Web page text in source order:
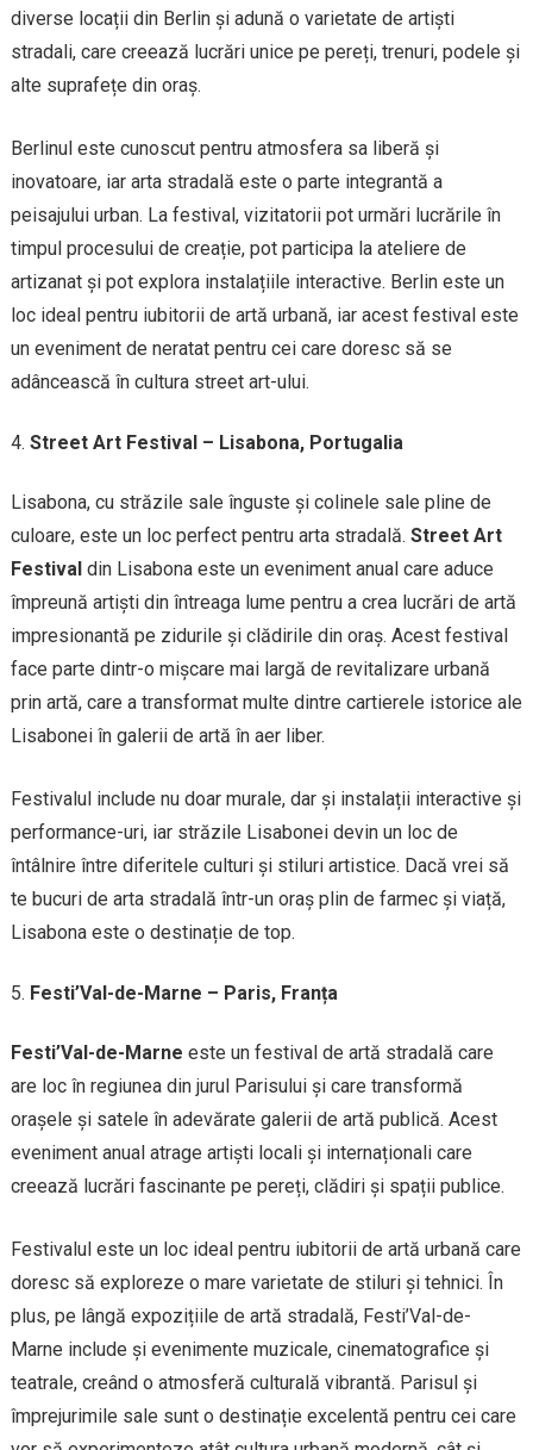
diverse locații din Berlin și adună o varietate de artiști
stradali, care creează lucrări unice pe pereți, trenuri, podele și
alte suprafețe din oraș.
Berlinul este cunoscut pentru atmosfera sa liberă și
inovatoare, iar arta stradală este o parte integrantă a
peisajului urban. La festival, vizitatorii pot urmări lucrările în
timpul procesului de creație, pot participa la ateliere de
artizanat și pot explora instalațiile interactive. Berlin este un
loc ideal pentru iubitorii de artă urbană, iar acest festival este
un eveniment de neratat pentru cei care doresc să se
adâncească în cultura street art-ului.
Street Art Festival – Lisabona, Portugalia
Lisabona, cu străzile sale înguste și colinele sale pline de
culoare, este un loc perfect pentru arta stradală. Street Art
Festivaldin Lisabona este un eveniment anual care aduce
împreună artiști din întreaga lume pentru a crea lucrări de artă
impresionantă pe zidurile și clădirile din oraș. Acest festival
face parte dintr-o mișcare mai largă de revitalizare urbană
prin artă, care a transformat multe dintre cartierele istorice ale
Lisabonei în galerii de artă în aer liber.
Festivalul include nu doar murale, dar și instalații interactive și
performance-uri, iar străzile Lisabonei devin un loc de
întâlnire între diferitele culturi și stiluri artistice. Dacă vrei să
te bucuri de arta stradală într-un oraș plin de farmec și viață,
Lisabona este o destinație de top.
Festi’Val-de-Marne – Paris, Franța
Festi’Val-de-Marne este un festival de artă stradală care
are loc în regiunea din jurul Parisului și care transformă
orașele și satele în adevărate galerii de artă publică. Acest
eveniment anual atrage artiști locali și internaționali care
creează lucrări fascinante pe pereți, clădiri și spații publice.
Festivalul este un loc ideal pentru iubitorii de artă urbană care
doresc să exploreze o mare varietate de stiluri și tehnici. În
plus, pe lângă expozițiile de artă stradală, Festi’Val-de-
Marne include și evenimente muzicale, cinematografice și
teatrale, creând o atmosferă culturală vibrantă. Parisul și
împrejurimile sale sunt o destinație excelentă pentru cei care